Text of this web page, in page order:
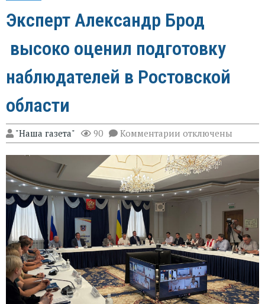
Эксперт Александр Брод
высоко оценил подготовку
наблюдателей в Ростовской
области
"Наша газета" 90 Комментарии к
записи
Эксперт
Александр
Брод
высоко
оценил
подготовку
наблюдателей
Ростовской
области
отключены